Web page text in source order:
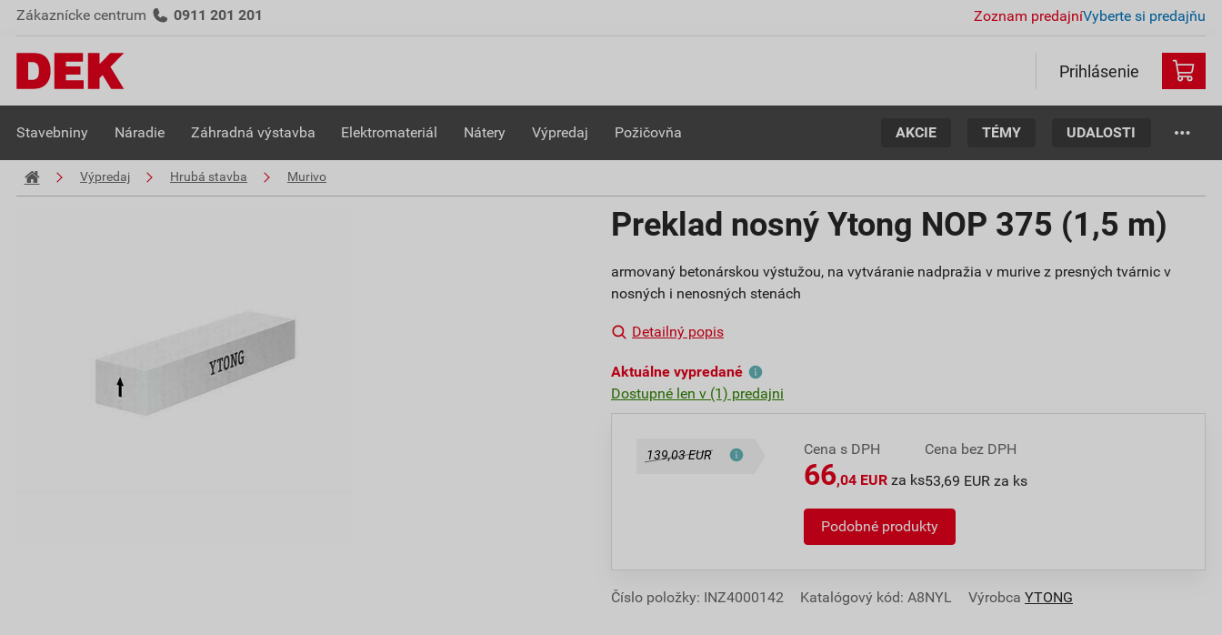
Zákaznícke centrum 0911 201 201 Zoznam predajníVyberte si predajňu
Prihlásenie
Stavebniny Náradie Záhradná výstavba Elektromateriál Nátery Výpredaj Požičovňa AKCIE TÉMY UDALOSTI
Výpredaj Hrubá stavba Murivo
Preklad nosný Ytong NOP 375 (1,5 m)
armovaný betonárskou výstužou, na vytváranie nadpražia v murive z presných tvárnic v
nosných i nenosných stenách
Detailný popis
Aktuálne vypredané
Dostupné len v (1) predajni
139,03 EUR Cena s DPH
66,04 EUR za ks
Cena bez DPH
53,69 EUR za ks
Podobné produkty
Číslo položky: INZ4000142 Katalógový kód: A8NYL Výrobca YTONG